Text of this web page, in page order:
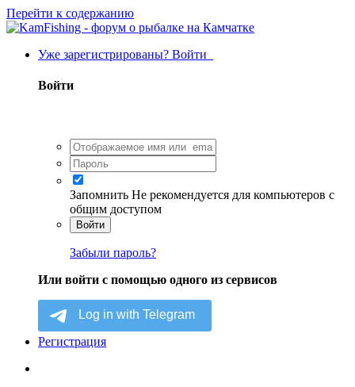
Перейти к содержанию
Уже зарегистрированы? Войти
Войти
Запомнить Не рекомендуется для компьютеров с
общим доступом
Войти
Забыли пароль?
Или войти с помощью одного из сервисов
Регистрация